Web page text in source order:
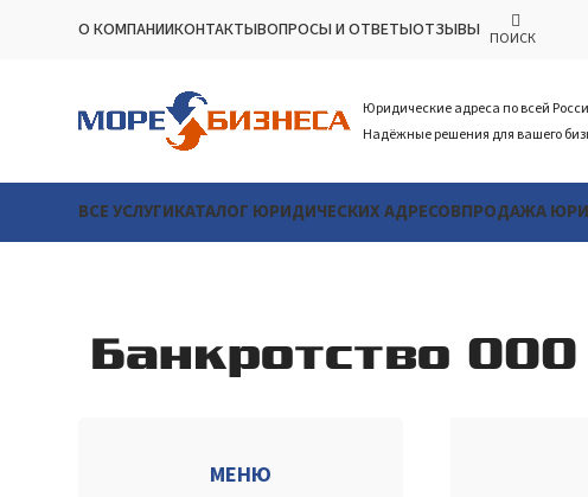
О КОМПАНИИКОНТАКТЫВОПРОСЫ И ОТВЕТЫОТЗЫВЫ ПОИСК
Юридические адреса по всей
Надёжные решения для вашего
ВСЕ УСЛУГИКАТАЛОГ ЮРИДИЧЕСКИХ АДРЕСОВПРОДАЖА
Банкротство ООО
МЕНЮ